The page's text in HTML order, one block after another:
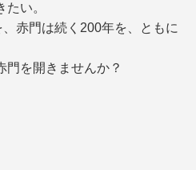
い。
赤門は続く200年を、ともに
門を開きませんか？